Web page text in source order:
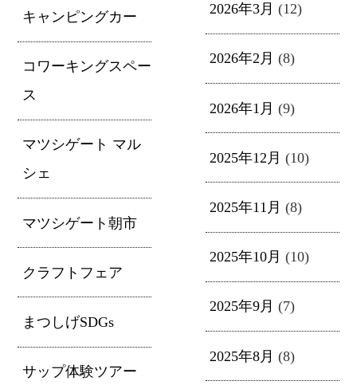
キャンピングカー
コワーキングスペー
ス
マツシゲート マル
シェ
マツシゲート朝市
クラフトフェア
まつしげSDGs
サップ体験ツアー
2026年3月 (12)
2026年2月 (8)
2026年1月 (9)
2025年12月 (10)
2025年11月 (8)
2025年10月 (10)
2025年9月 (7)
2025年8月 (8)